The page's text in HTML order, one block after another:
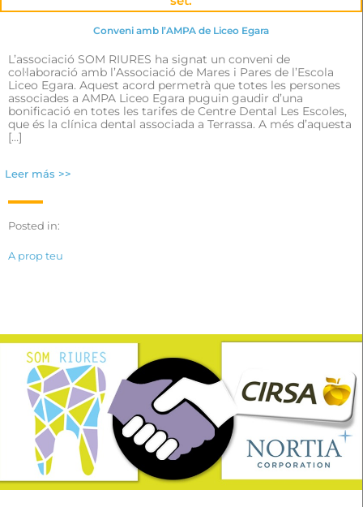
Conveni amb l’AMPA de Liceo Egara
L’associació SOM RIURES ha signat un conveni de
col·laboració amb l’Associació de Mares i Pares de l’Escola
Liceo Egara. Aquest acord permetrà que totes les persones
associades a AMPA Liceo Egara puguin gaudir d’una
bonificació en totes les tarifes de Centre Dental Les Escoles,
que és la clínica dental associada a Terrassa. A més d’aquesta
[…]
Leer más >>
Posted in:
A prop teu